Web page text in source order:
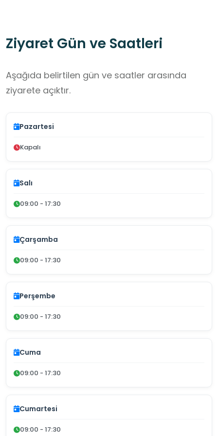
Ziyaret Gün ve Saatleri
Aşağıda belirtilen gün ve saatler arasında
ziyarete açıktır.
Pazartesi
Kapalı
Salı
09:00 - 17:30
Çarşamba
09:00 - 17:30
Perşembe
09:00 - 17:30
Cuma
09:00 - 17:30
Cumartesi
09:00 - 17:30